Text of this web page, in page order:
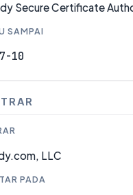
Secure Certificate
SAMPAI
10
LLC
PADA